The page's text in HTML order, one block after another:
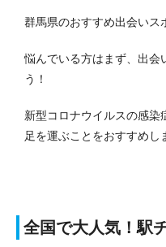
群馬県のおすすめ出会いス
悩んでいる方はまず、出会
う！
新型コロナウイルスの感染
足を運ぶことをおすすめし
全国で大人気！駅